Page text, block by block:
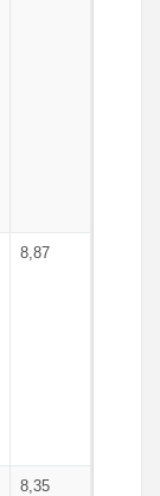
8,87
8,35